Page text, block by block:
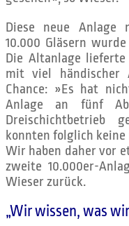
Diese neue Anlage
10.000 Gläsern
Die Altanlage
mit viel händischer
Chance: »Es hat
Anlage an fünf
Dreischichtbetrieb
konnten folglich
Wir haben daher vor
zweite 10.000er-
Wieser zurück.
„Wir wissen, was